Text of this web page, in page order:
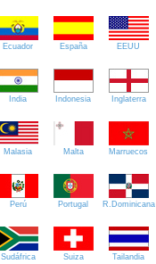
Ecuador España EEUU
India Indonesia Inglaterra
Malasia Malta Marruecos
Perú Portugal R.Dominicana
Sudáfrica Suiza Tailandia